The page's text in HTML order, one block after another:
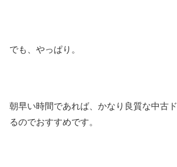
でも、やっぱり。
朝早い時間であれば、かなり良質な中古
るのでおすすめです。